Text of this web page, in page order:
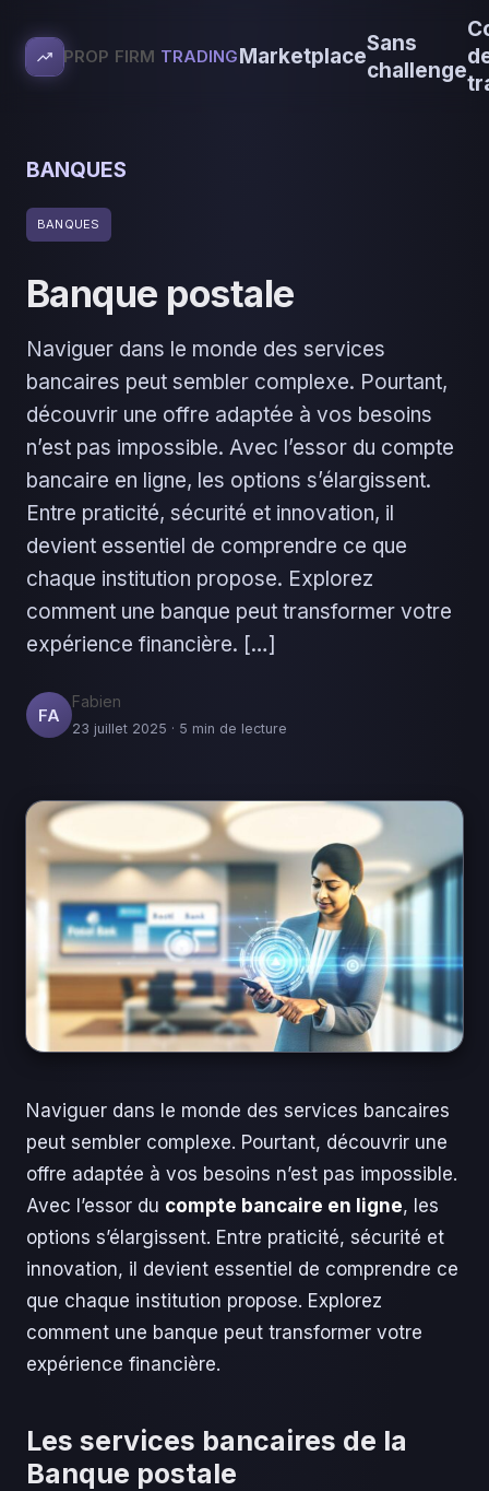
PROP FIRM TRADINGMarketplace
Sans
challenge
BANQUES
BANQUES
Banque postale
Naviguer dans le monde des services
bancaires peut sembler complexe. Pourtant,
découvrir une offre adaptée à vos besoins
n’est pas impossible. Avec l’essor du compte
bancaire en ligne, les options s’élargissent.
Entre praticité, sécurité et innovation, il
devient essentiel de comprendre ce que
chaque institution propose. Explorez
comment une banque peut transformer votre
expérience financière. […]
FA
Fabien
23 juillet 2025 · 5 min de lecture
Naviguer dans le monde des services bancaires
peut sembler complexe. Pourtant, découvrir une
offre adaptée à vos besoins n’est pas impossible.
Avec l’essor du compte bancaire en ligne, les
options s’élargissent. Entre praticité, sécurité et
innovation, il devient essentiel de comprendre ce
que chaque institution propose. Explorez
comment une banque peut transformer votre
expérience financière.
Les services bancaires de la
Banque postale